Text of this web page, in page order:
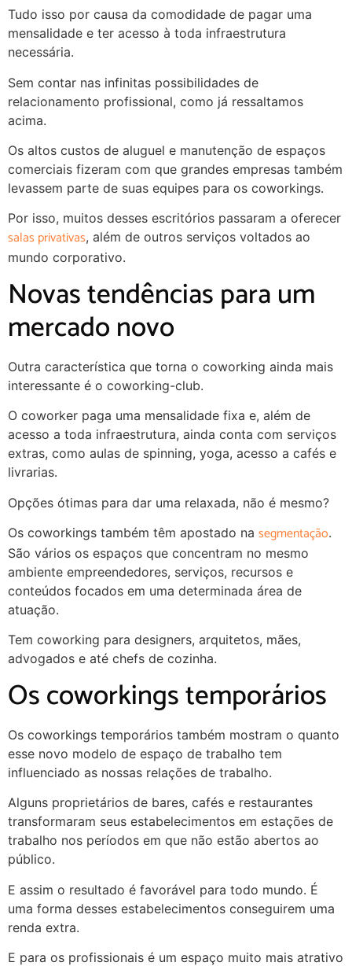
Tudo isso por causa da comodidade de pagar uma
mensalidade e ter acesso à toda infraestrutura
necessária.
Sem contar nas infinitas possibilidades de
relacionamento profissional, como já ressaltamos
acima.
Os altos custos de aluguel e manutenção de espaços
comerciais fizeram com que grandes empresas também
levassem parte de suas equipes para os coworkings.
Por isso, muitos desses escritórios passaram a oferecer
salas privativas, além de outros serviços voltados ao
mundo corporativo.
Novas tendências para um
mercado novo
Outra característica que torna o coworking ainda mais
interessante é o coworking-club.
O coworker paga uma mensalidade fixa e, além de
acesso a toda infraestrutura, ainda conta com serviços
extras, como aulas de spinning, yoga, acesso a cafés e
livrarias.
Opções ótimas para dar uma relaxada, não é mesmo?
Os coworkings também têm apostado na segmentação.
São vários os espaços que concentram no mesmo
ambiente empreendedores, serviços, recursos e
conteúdos focados em uma determinada área de
atuação.
Tem coworking para designers, arquitetos, mães,
advogados e até chefs de cozinha.
Os coworkings temporários
Os coworkings temporários também mostram o quanto
esse novo modelo de espaço de trabalho tem
influenciado as nossas relações de trabalho.
Alguns proprietários de bares, cafés e restaurantes
transformaram seus estabelecimentos em estações de
trabalho nos períodos em que não estão abertos ao
público.
E assim o resultado é favorável para todo mundo. É
uma forma desses estabelecimentos conseguirem uma
renda extra.
E para os profissionais é um espaço muito mais atrativo